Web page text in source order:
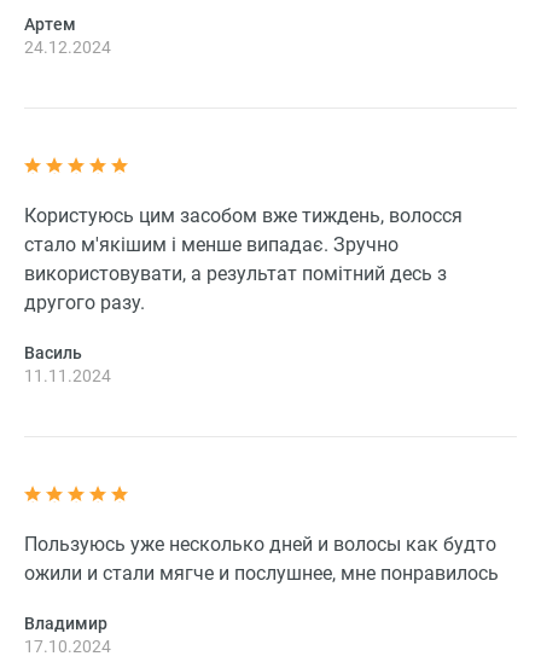
Артем
24.12.2024
Користуюсь цим засобом вже тиждень, волосся
стало м'якішим і менше випадає. Зручно
використовувати, а результат помітний десь з
другого разу.
Василь
11.11.2024
Пользуюсь уже несколько дней и волосы как будто
ожили и стали мягче и послушнее, мне понравилось
Владимир
17.10.2024